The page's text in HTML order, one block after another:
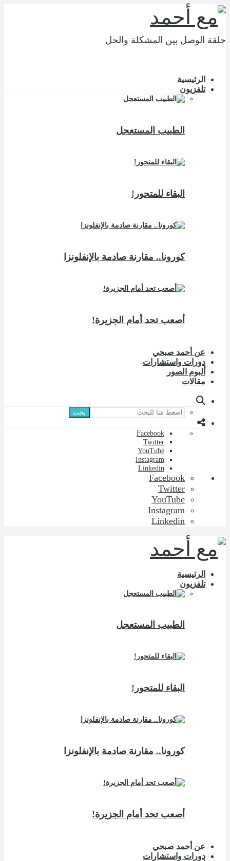
حلقة الوصل بين المشكلة والحل
الرئيسية
تلفزيون
الطبيب المستعجل
البقاء للمتحور!
كورونا.. مقارنة صادمة بالإنفلونزا
أصعب تحد أمام الجزيرة!
عن أحمد صبحي
دورات واستشارات
ألبوم الصور
مقالات
بحث
Facebook
Twitter
YouTube
Instagram
Linkedin
Facebook
Twitter
YouTube
Instagram
Linkedin
الرئيسية
تلفزيون
الطبيب المستعجل
البقاء للمتحور!
كورونا.. مقارنة صادمة بالإنفلونزا
أصعب تحد أمام الجزيرة!
عن أحمد صبحي
دورات واستشارات